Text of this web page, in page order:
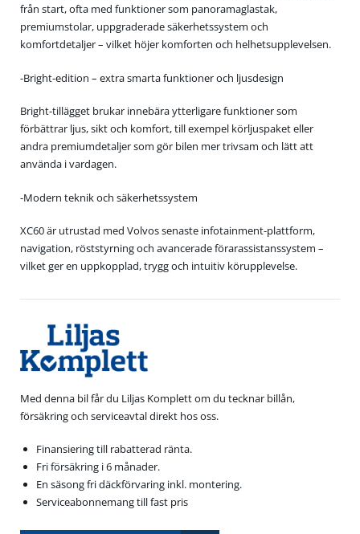
från start, ofta med funktioner som panoramaglastak,
premiumstolar, uppgraderade säkerhetssystem och
komfortdetaljer – vilket höjer komforten och helhetsupplevelsen.
-Bright-edition – extra smarta funktioner och ljusdesign
Bright-tillägget brukar innebära ytterligare funktioner som
förbättrar ljus, sikt och komfort, till exempel körljuspaket eller
andra premiumdetaljer som gör bilen mer trivsam och lätt att
använda i vardagen.
-Modern teknik och säkerhetssystem
XC60 är utrustad med Volvos senaste infotainment-plattform,
navigation, röststyrning och avancerade förarassistanssystem –
vilket ger en uppkopplad, trygg och intuitiv körupplevelse.
Med denna bil får du Liljas Komplett om du tecknar billån,
försäkring och serviceavtal direkt hos oss.
Finansiering till rabatterad ränta.
Fri försäkring i 6 månader.
En säsong fri däckförvaring inkl. montering.
Serviceabonnemang till fast pris